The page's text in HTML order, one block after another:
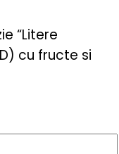
“Litere
cu fructe si